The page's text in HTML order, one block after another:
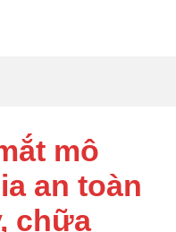
mô
an toàn
chữa